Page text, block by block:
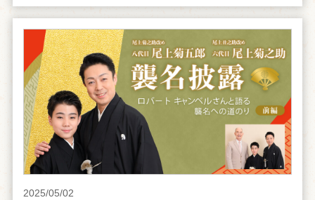
2025/05/02